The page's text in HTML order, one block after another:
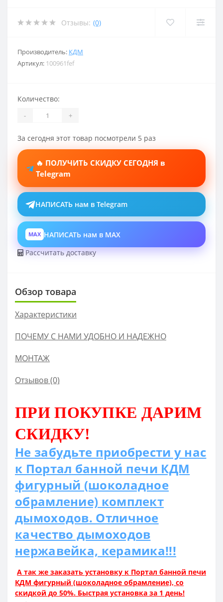
Отзывы: (0)
Производитель: КДМ
Артикул: 100961fef
Количество:
- +
За сегодня этот товар посмотрели 5 раз
🔥 ПОЛУЧИТЬ СКИДКУ СЕГОДНЯ в
Telegram
НАПИСАТЬ нам в Telegram
MAX НАПИСАТЬ нам в MAX
Рассчитать доставку
Обзор товара
Характеристики
ПОЧЕМУ С НАМИ УДОБНО И НАДЕЖНО
МОНТАЖ
Отзывов (0)
ПРИ ПОКУПКЕ ДАРИМ
СКИДКУ!
Не забудьте приобрести у нас
к Портал банной печи КДМ
фигурный (шоколадное
обрамление) комплект
дымоходов. Отличное
качество дымоходов
нержавейка, керамика!!!
А так же заказать установку к Портал банной печи
КДМ фигурный (шоколадное обрамление), со
скидкой до 50%. Быстрая установка за 1 день!